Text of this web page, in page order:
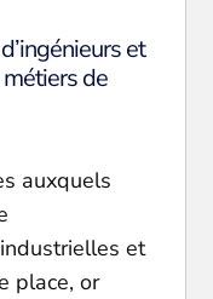
et
de
auxquels
et
place, or